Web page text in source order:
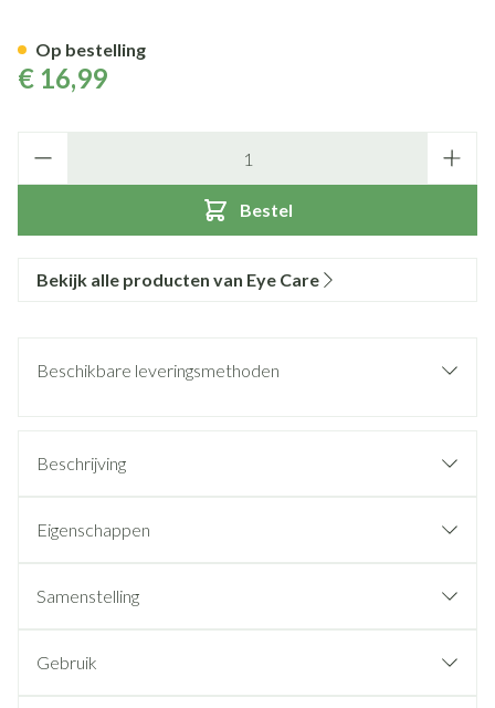
€ 16,99
Bestel
Op bestelling
Bekijk alle producten van Eye Care
Beschikbare leveringsmethoden
Beschrijving
Eigenschappen
Samenstelling
Gebruik